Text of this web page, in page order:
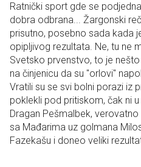
Ratnički sport gde se
dobra odbrana... Žargonski
prisutno, posebno sada kada
opipljivog rezultata. Ne, tu ne
Svetsko prvenstvo, to je
na činjenicu da su "orlovi"
Vratili su se svi bolni porazi iz
poklekli pod pritiskom, čak ni
Dragan Pešmalbek,
sa Mađarima uz golmana
Fazekašu i doneo veliki